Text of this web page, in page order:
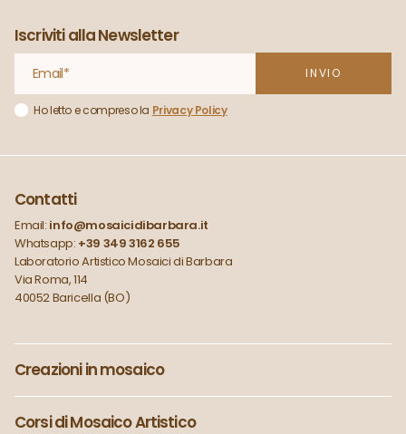
Iscriviti alla Newsletter
Ho letto e compreso la Privacy Policy
Contatti
Email: info@mosaicidibarbara.it
Whatsapp: +39 349 3162 655
Laboratorio Artistico Mosaici di Barbara
Via Roma, 114
40052 Baricella (BO)
Creazioni in mosaico
Corsi di Mosaico Artistico